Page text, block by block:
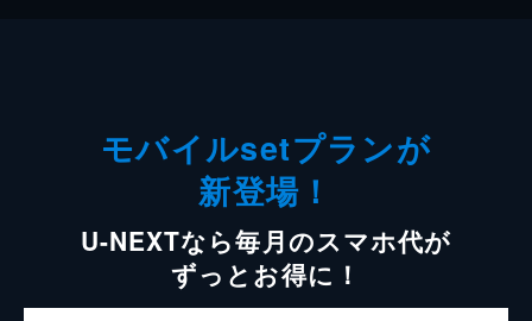
モバイルsetプランが
新登場！
U-NEXTなら毎月のスマホ代が
ずっとお得に！